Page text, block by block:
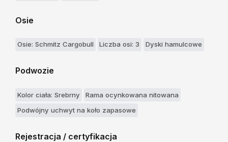
Osie
Osie: Schmitz Cargobull Liczba osi: 3 Dyski hamulcowe
Podwozie
Kolor ciała: Srebrny
Rama ocynkowana nitowana
Podwójny uchwyt na koło zapasowe
Rejestracja / certyfikacja